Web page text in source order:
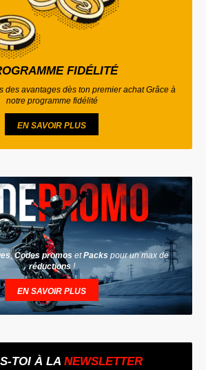
FIDÉLITÉ
des avantages dès ton premier achat Grâce à
notre programme fidélité
EN SAVOIR PLUS
,Codes promos etPacks pour un max de
réductions !
EN SAVOIR PLUS
TOI À LA NEWSLETTER